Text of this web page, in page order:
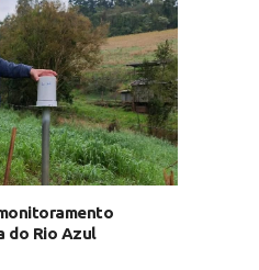
do Rio Azul